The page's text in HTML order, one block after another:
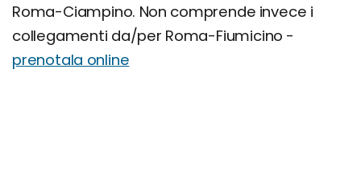
Roma-Ciampino. Non comprende invece i
collegamenti da/per Roma-Fiumicino -
prenotala online